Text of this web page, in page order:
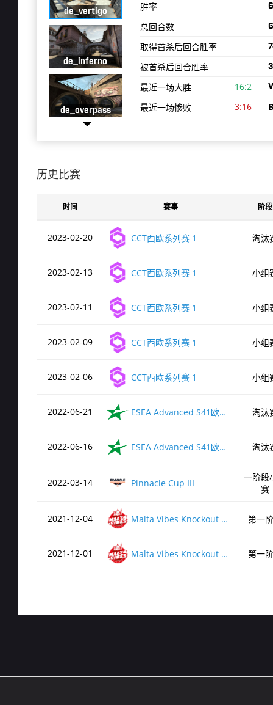
de_vertigo
de_inferno
de_overpass
de_mirage
de_dust2
胜率
总回合数
取得首杀后回合胜率
被首杀后回合胜率
最近一场大胜 16:2
最近一场惨败 3:16
历史比赛
时间 赛事 阶段
2023-02-20 CCT西欧系列赛 1 淘汰
2023-02-13 CCT西欧系列赛 1 小组
2023-02-11 CCT西欧系列赛 1 小组
2023-02-09 CCT西欧系列赛 1 小组
2023-02-06 CCT西欧系列赛 1 小组
2022-06-21 ESEA Advanced S41欧洲区 淘汰
2022-06-16 ESEA Advanced S41欧洲区 淘汰
2022-03-14 Pinnacle Cup III
一阶段
赛
2021-12-04 Malta Vibes Knockout S4 第一
2021-12-01 Malta Vibes Knockout S4 第一